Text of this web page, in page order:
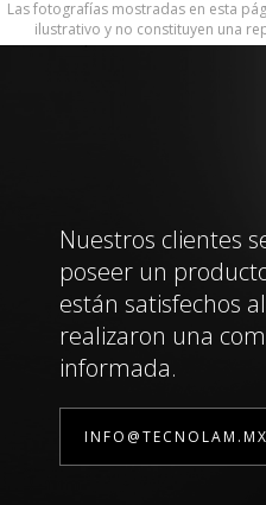
Las fotografías mostradas en esta
ilustrativo y no constituyen una
Nuestros clientes
poseer un
están satisfechos
realizaron una
informada.
INFO@TECNOLAM.MX